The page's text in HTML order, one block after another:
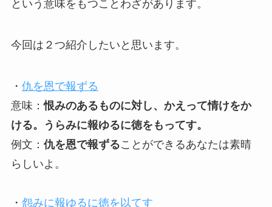
という意味をもつことわざがあります。
今回は２つ紹介したいと思います。
・ 仇を恩で報ずる
意味：恨みのあるものに対し、かえって情けをか
ける。うらみに報ゆるに徳をもってす。
例文： 仇を恩で報ずることができるあなたは素晴
らしいよ。
・ 怨みに報ゆるに徳を以てす